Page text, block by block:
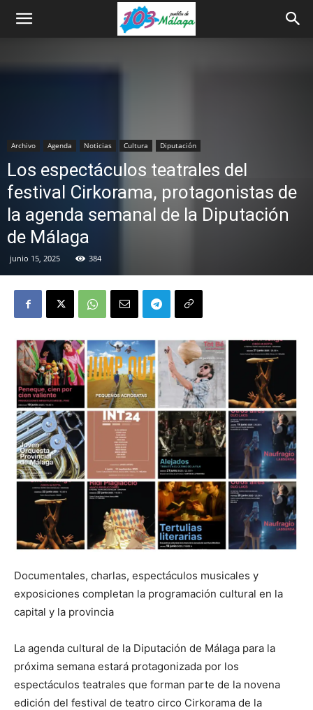
Archivo Agenda Noticias Cultura Diputación
Los espectáculos teatrales del
festival Cirkorama, protagonistas de
la agenda semanal de la Diputación
de Málaga
junio 15, 2025 384
Documentales, charlas, espectáculos musicales y
exposiciones completan la programación cultural en la
capital y la provincia
La agenda cultural de la Diputación de Málaga para la
próxima semana estará protagonizada por los
espectáculos teatrales que forman parte de la novena
edición del festival de teatro circo Cirkorama de la